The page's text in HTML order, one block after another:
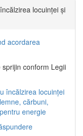
locuinței și
acordarea
conform Legii
încălzirea locuinței
cărbuni,
energie